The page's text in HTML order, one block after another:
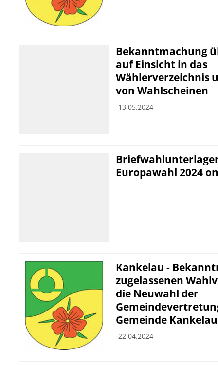
Bekanntmachung
auf Einsicht in das
Wählerverzeichnis
von Wahlscheinen
13.05.2024
Europawahl 2024
Kankelau -
zugelassenen
die Neuwahl der
Gemeinde
22.04.2024